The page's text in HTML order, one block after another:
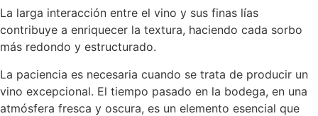
La larga interacción entre el vino y sus finas lías
contribuye a enriquecer la textura, haciendo cada sorbo
más redondo y estructurado.
La paciencia es necesaria cuando se trata de producir un
vino excepcional. El tiempo pasado en la bodega, en una
atmósfera fresca y oscura, es un elemento esencial que